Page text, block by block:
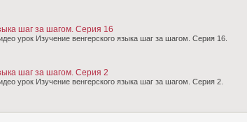
шаг за шагом. Серия 16
урок Изучение венгерского языка шаг за шагом. Серия 16.
шаг за шагом. Серия 2
урок Изучение венгерского языка шаг за шагом. Серия 2.